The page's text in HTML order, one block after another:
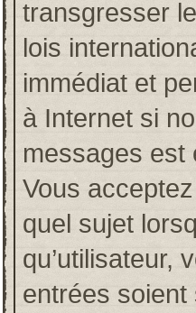
transgresser
lois
immédiat et
à Internet si
messages est
Vous
quel sujet
qu’utilisateur,
entrées